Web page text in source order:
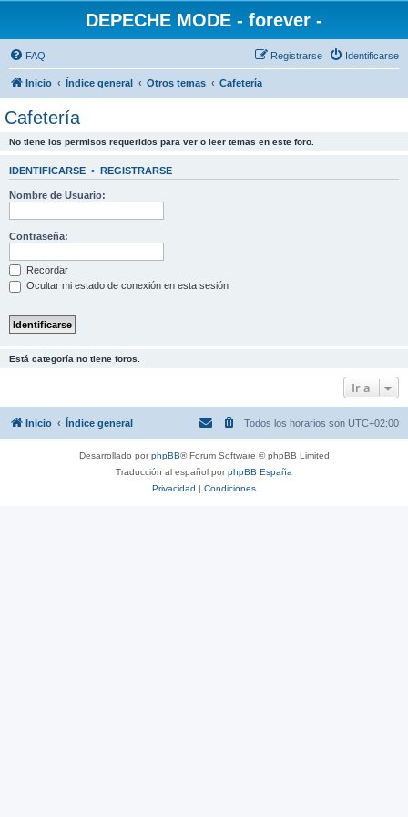
DEPECHE MODE - forever -
FAQ Identificarse
Registrarse
Inicio Índice general Otros temas Cafetería
Cafetería
No tiene los permisos requeridos para ver o leer temas en este foro.
IDENTIFICARSE • REGISTRARSE
Nombre de Usuario:
Contraseña:
Recordar
Ocultar mi estado de conexión en esta sesión
Está categoría no tiene foros.
Ir a
Inicio Índice general Todos los horarios son UTC+02:00
Desarrollado porphpBB® Forum Software © phpBB Limited
Traducción al español porphpBB España
Privacidad | Condiciones